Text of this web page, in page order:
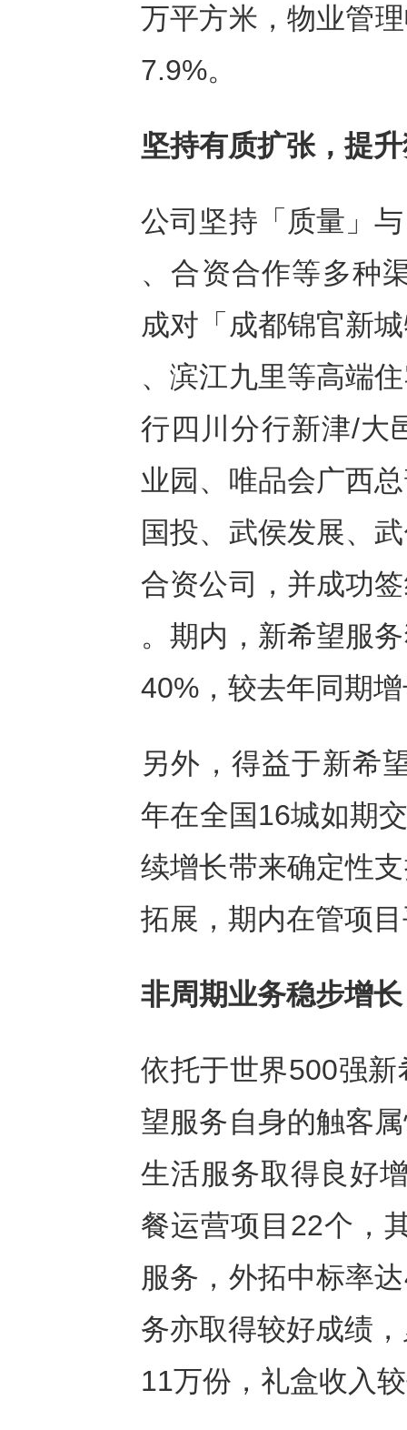
万平方米，物业管
7.9%。
坚持有质扩张，提
公司坚持「质量」
、合资合作等多种
成对「成都锦官新
、滨江九里等高端
行四川分行新津/大
业园、唯品会广西
国投、武侯发展、
合资公司，并成功
。期内，新希望服
40%，较去年同期
另外，得益于新希
年在全国16城如期
续增长带来确定性
拓展，期内在管项
非周期业务稳步增
依托于世界500强
望服务自身的触客
生活服务取得良好
餐运营项目22个，
服务，外拓中标率
务亦取得较好成绩
11万份，礼盒收入